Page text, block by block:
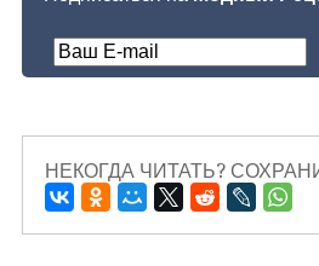
НЕКОГДА ЧИТАТЬ?